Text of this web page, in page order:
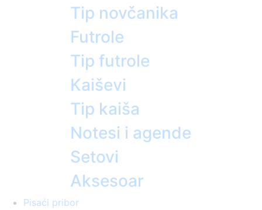
Tip novčanika
Futrole
Tip futrole
Kaiševi
Tip kaiša
Notesi i agende
Setovi
Aksesoar
Pisaći pribor